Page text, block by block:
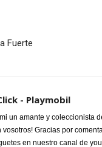
Fuerte
- Playmobil
un amante y coleccionista
vosotros! Gracias por
en nuestro canal de